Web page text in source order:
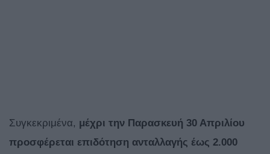
Συγκεκριμένα, μέχρι την Παρασκευή 30 Απριλίου
προσφέρεται επιδότηση ανταλλαγής έως 2.000